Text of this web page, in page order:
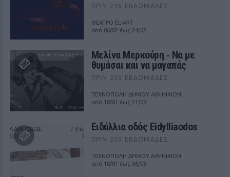
ΠΡΙΝ 236 ΕΒΔΟΜΆΔΕΣ
ΘΕΑΤΡΟ ELIART
από 06/02 έως 24/02
Μελίνα Μερκούρη ‑ Να με
θυμάσαι και να μαγαπάς
ΠΡΙΝ 236 ΕΒΔΟΜΆΔΕΣ
ΤΕΧΝΟΠΟΛΗ ΔΗΜΟΥ ΑΘΗΝΑΙΩΝ
από 18/01 έως 11/03
Ειδύλλια οδός Eidylliaodos
ΠΡΙΝ 236 ΕΒΔΟΜΆΔΕΣ
ΤΕΧΝΟΠΟΛΗ ΔΗΜΟΥ ΑΘΗΝΑΙΩΝ
από 18/01 έως 06/03